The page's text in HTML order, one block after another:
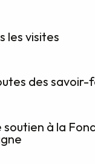
les visites
des
soutien à la